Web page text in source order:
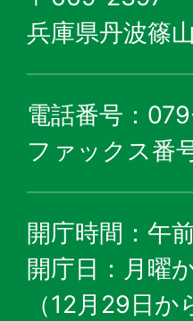
兵庫県丹波篠
電話番号：
ファックス番
開庁時間：午
開庁日：月曜
（12月29日